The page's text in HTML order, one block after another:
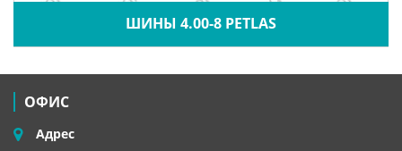
ШИНЫ 4.00-8 PETLAS
ОФИС
Адрес